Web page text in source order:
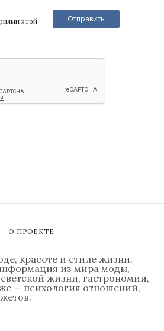
этой
О ПРОЕКТЕ
красоте и стиле жизни.
из мира моды,
жизни, гастрономии,
— психология отношений,